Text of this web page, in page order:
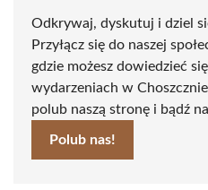
Odkrywaj, dyskutuj i dziel
Przyłącz się do naszej
gdzie możesz dowiedzieć
wydarzeniach w
polub naszą stronę i bądź
Polub nas!